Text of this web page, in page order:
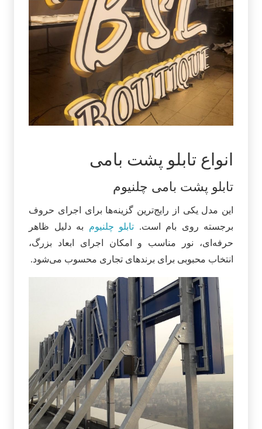
انواع تابلو پشت بامی
تابلو پشت بامی چلنیوم
این مدل یکی از رایج‌ترین گزینه‌ها برای اجرای حروف
برجسته روی بام است. تابلو چلنیوم به دلیل ظاهر
حرفه‌ای، نور مناسب و امکان اجرای ابعاد بزرگ،
انتخاب محبوبی برای برندهای تجاری محسوب می‌شود.